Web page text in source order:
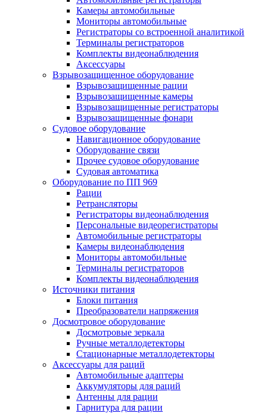
Камеры автомобильные
Мониторы автомобильные
Регистраторы со встроенной аналитикой
Терминалы регистраторов
Комплекты видеонаблюдения
Аксессуары
Взрывозащищенное оборудование
Взрывозащищенные рации
Взрывозащищенные камеры
Взрывозащищенные регистраторы
Взрывозащищенные фонари
Судовое оборудование
Навигационное оборудование
Оборудование связи
Прочее судовое оборудование
Судовая автоматика
Оборудование по ПП 969
Рации
Ретрансляторы
Регистраторы видеонаблюдения
Персональные видеорегистраторы
Автомобильные регистраторы
Камеры видеонаблюдения
Мониторы автомобильные
Терминалы регистраторов
Комплекты видеонаблюдения
Источники питания
Блоки питания
Преобразователи напряжения
Досмотровое оборудование
Досмотровые зеркала
Ручные металлодетекторы
Стационарные металлодетекторы
Аксессуары для раций
Автомобильные адаптеры
Аккумуляторы для раций
Антенны для рации
Гарнитура для рации